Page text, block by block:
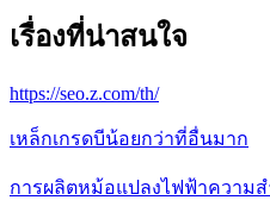
เรื่องที่น่าสนใจ
https://seo.z.com/th/
เหล็กเกรดบีน้อยกว่าที่อื่นมาก
การผลิตหม้อแปลงไฟฟ้าความ